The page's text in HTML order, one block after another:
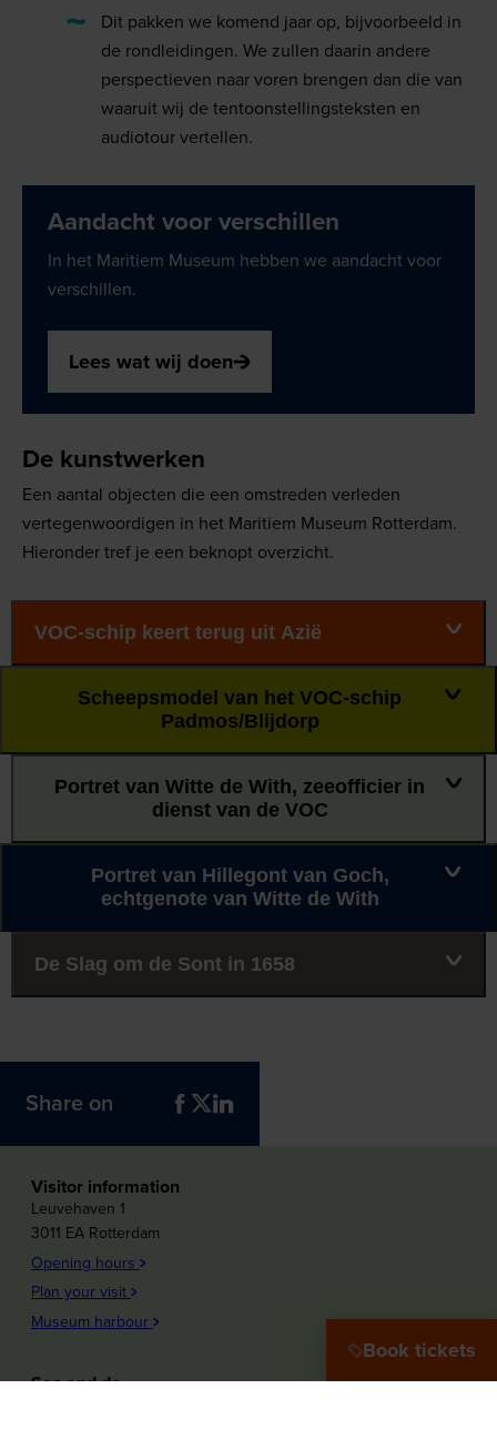
Dit pakken we komend jaar op, bijvoorbeeld in
de rondleidingen. We zullen daarin andere
perspectieven naar voren brengen dan die van
waaruit wij de tentoonstellingsteksten en
audiotour vertellen.
Aandacht voor verschillen
In het Maritiem Museum hebben we aandacht voor
verschillen.
Lees wat wij doen
De kunstwerken
Een aantal objecten die een omstreden verleden
vertegenwoordigen in het Maritiem Museum Rotterdam.
Hieronder tref je een beknopt overzicht.
VOC-schip keert terug uit Azië
Scheepsmodel van het VOC-schip
Padmos/Blijdorp
Portret van Witte de With, zeeofficier in
dienst van de VOC
Portret van Hillegont van Goch,
echtgenote van Witte de With
De Slag om de Sont in 1658
Share on
Visitor information
Leuvehaven 1
3011 EA Rotterdam
Opening hours
Plan your visit
Museum harbour
See and do
Book tickets